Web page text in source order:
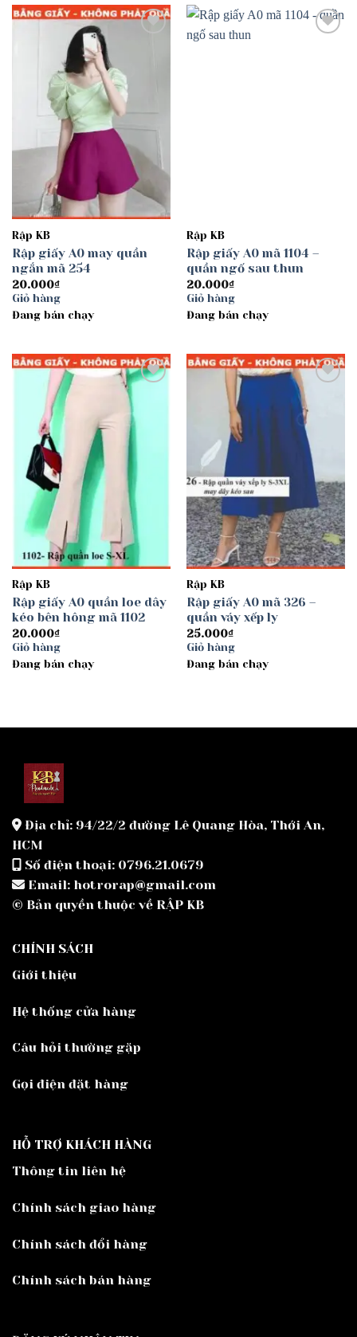
Rập KB
Rập giấy A0 may quần
ngắn mã 254
20.000₫
Giỏ hàng
Đang bán chạy
Rập KB
Rập giấy A0 mã 1104 –
quần ngố sau thun
20.000₫
Giỏ hàng
Đang bán chạy
Add to
wishlist
Rập KB
Rập giấy A0 quần loe dây
kéo bên hông mã 1102
20.000₫
Giỏ hàng
Đang bán chạy
Add to
wishlist
Rập KB
Rập giấy A0 mã 326 –
quần váy xếp ly
25.000₫
Giỏ hàng
Đang bán chạy
Địa chỉ: 94/22/2 đường Lê Quang Hòa, Thới An,
HCM
Số điện thoại: 0796.21.0679
Email: hotrorap@gmail.com
© Bản quyền thuộc về RẬP KB
CHÍNH SÁCH
Giới thiệu
Hệ thống cửa hàng
Câu hỏi thường gặp
Gọi điện đặt hàng
HỖ TRỢ KHÁCH HÀNG
Thông tin liên hệ
Chính sách giao hàng
Chính sách đổi hàng
Chính sách bán hàng